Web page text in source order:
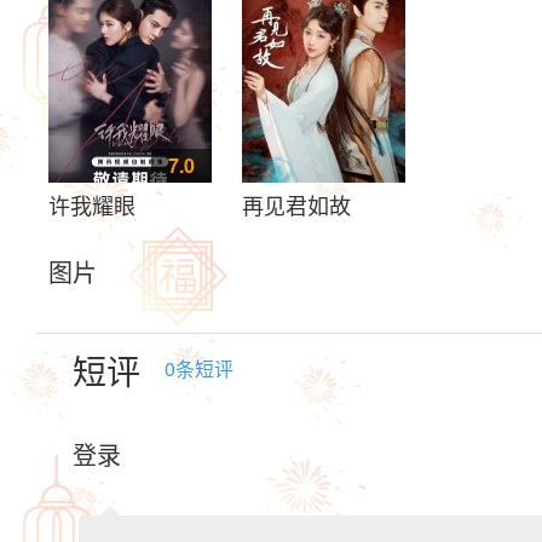
7.0
许我耀眼 再见君如故
图片
短评 0条短评
登录